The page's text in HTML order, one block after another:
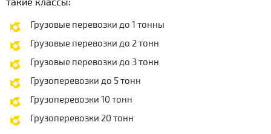
Грузовые перевозки до 1 тонны
Грузовые перевозки до 2 тонн
Грузовые перевозки до 3 тонн
Грузоперевозки до 5 тонн
Грузоперевозки 10 тонн
Грузоперевозки 20 тонн